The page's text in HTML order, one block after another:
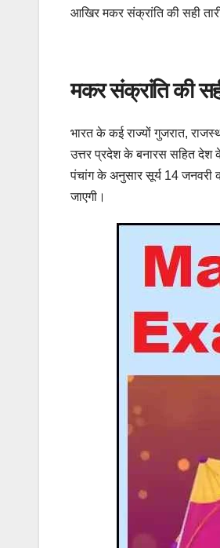
आखिर मकर संक्रांति की सही
मकर संक्रांति की
भारत के कई राज्यों गुजरात,
उत्तर प्रदेश के बनारस सहित देश
पंचांग के अनुसार सूर्य 14 जनवरी
जाएगी।